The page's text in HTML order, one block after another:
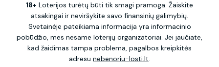
18+ Loterijos turėtų būti tik smagi pramoga. Žaiskite
atsakingai ir neviršykite savo finansinių galimybių.
Svetainėje pateikiama informacija yra informacinio
pobūdžio, mes nesame loterijų organizatoriai. Jei jaučiate,
kad žaidimas tampa problema, pagalbos kreipkitės
adresu nebenoriu-losti.lt.